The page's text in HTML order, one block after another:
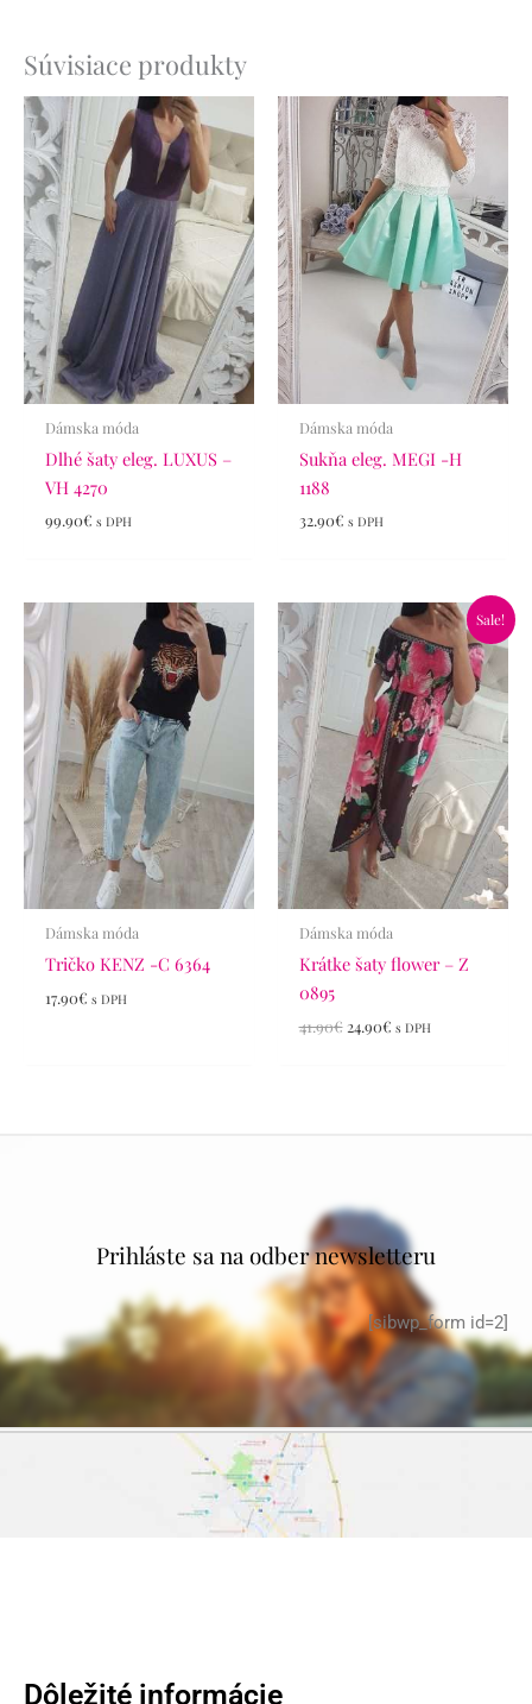
Súvisiace produkty
Dámska móda
Dlhé šaty eleg. LUXUS –
VH 4270
99.90€ s DPH
Dámska móda
Sukňa eleg. MEGI -H
1188
32.90€ s DPH
Dámska móda
Tričko KENZ -C 6364
17.90€ s DPH
Sale!
Dámska móda
Krátke šaty flower – Z
0895
41.90€
Pôvodná
bola:
41.90€.
24.90€
Aktuálna
cena
je:
24.90€.
s DPH
Prihláste sa na odber newsletteru
[sibwp_form id=2]
Dôležité informácie